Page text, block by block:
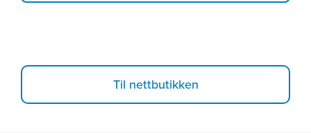
Til nettbutikken